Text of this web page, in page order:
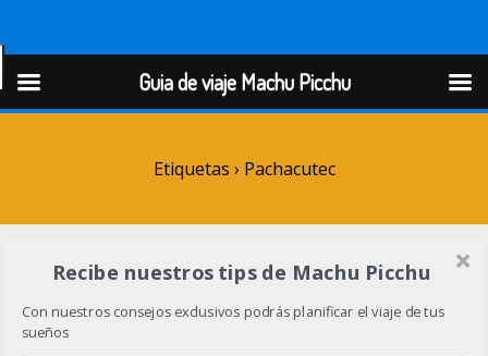
Guia de viaje Machu Picchu
Etiquetas › Pachacutec
Recibe nuestros tips de Machu Picchu
Con nuestros consejos exclusivos podrás planificar el viaje de tus
sueños
Guia de viaje Machu Picchu